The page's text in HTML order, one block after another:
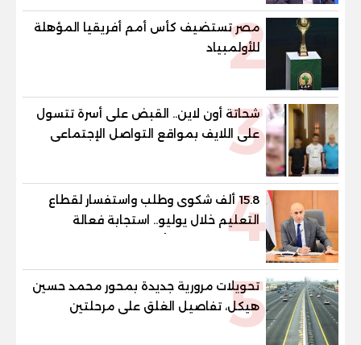
عقب سداد مبلغ 486 ألف جنيه قيمة
المتجمد من نفقة مصروفا
2
مصر تستضيف كأس أمم أفريقيا المؤهلة
للأولمبياد
3
شحاتة أون لاين.. القبض على أسرة تتسول
على اللايف بمواقع التواصل الإجتماعى
415.8 ألف شكوى وطلب واستفسار لقطاع
التعليم خلال يوليو.. استجابة فعالة
لشكاوى الطلاب وأولياء الأمور
5
تحويلات مرورية جديدة بمحور محمد حسين
هيكل، تفاصيل الغلق على مرحلتين